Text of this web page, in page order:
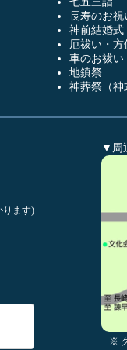
長寿のお祝
神前結婚式
厄祓い・方
車のお祓い
地鎮祭
神葬祭（神
ります)
▼周
※